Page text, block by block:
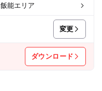
飯能エリア
変更
ダウンロード